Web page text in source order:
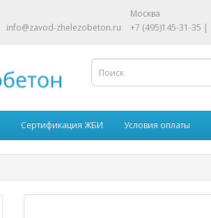
info@zavod-zhelezobeton.ru
Москва
+7 (495)145-31-35 |
Сертификация ЖБИ Условия оплаты